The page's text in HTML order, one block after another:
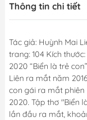
Thông tin chi tiết
Tác giả: Huỳnh Mai
trang: 104 Kích
2020 “Biển là trẻ
Liên ra mắt năm
con gái ra mắt phiên
2020. Tập thơ "Biển
lần đầu ra mắt,